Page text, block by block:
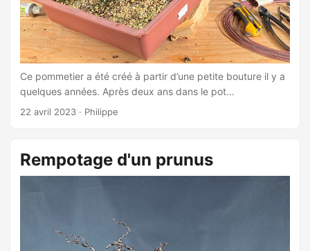
Ce pommetier a été créé à partir d’une petite bouture il y a
quelques années. Après deux ans dans le pot
d’entrainement il a besoin d’être rempoté. J’en profite pour
22 avril 2023 · Philippe
Rempotage d'un prunus